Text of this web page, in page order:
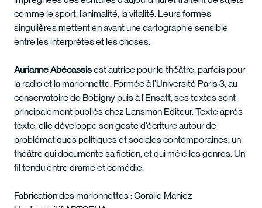
comme le sport, l’animalité, la vitalité. Leurs formes
singulières mettent en avant une cartographie sensible
entre les interprètes et les choses.
Aurianne Abécassisest autrice pour le théâtre, parfois pour
la radio et la marionnette. Formée à l’Université Paris 3, au
conservatoire de Bobigny puis à l’Ensatt, ses textes sont
principalement publiés chez Lansman Editeur. Texte après
texte, elle développe son geste d’écriture autour de
problématiques politiques et sociales contemporaines, un
théâtre qui documente sa fiction, et qui mêle les genres. Un
fil tendu entre drame et comédie.
Fabrication des marionnettes : Coralie Maniez